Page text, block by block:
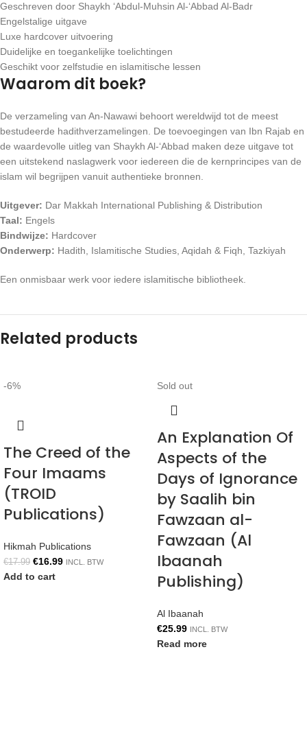
Geschreven door Shaykh ‘Abdul-Muhsin Al-‘Abbad Al-Badr
Engelstalige uitgave
Luxe hardcover uitvoering
Duidelijke en toegankelijke toelichtingen
Geschikt voor zelfstudie en islamitische lessen
Waarom dit boek?
De verzameling van An-Nawawi behoort wereldwijd tot de meest
bestudeerde hadithverzamelingen. De toevoegingen van Ibn Rajab en
de waardevolle uitleg van Shaykh Al-‘Abbad maken deze uitgave tot
een uitstekend naslagwerk voor iedereen die de kernprincipes van de
islam wil begrijpen vanuit authentieke bronnen.
Uitgever: Dar Makkah International Publishing & Distribution
Taal: Engels
Bindwijze: Hardcover
Onderwerp: Hadith, Islamitische Studies, Aqidah & Fiqh, Tazkiyah
Een onmisbaar werk voor iedere islamitische bibliotheek.
Related products
-6%
The Creed of the
Four Imaams
(TROID
Publications)
Hikmah Publications
€17.99 €16.99 INCL. BTW
Add to cart
Sold out
An Explanation Of
Aspects of the
Days of Ignorance
by Saalih bin
Fawzaan al-
Fawzaan (Al
Ibaanah
Publishing)
Al Ibaanah
€25.99 INCL. BTW
Read more